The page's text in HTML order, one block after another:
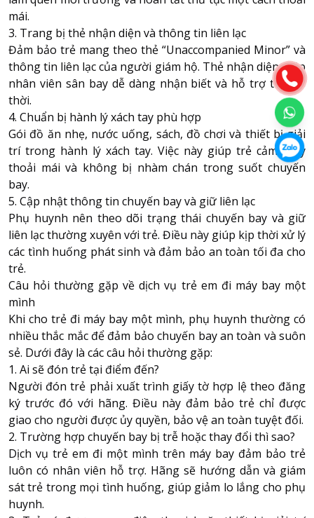
mái.
3. Trang bị thẻ nhận diện và thông tin liên lạc
Đảm bảo trẻ mang theo thẻ “Unaccompanied Minor” và
thông tin liên lạc của người giám hộ. Thẻ nhận diện giúp
nhân viên sân bay dễ dàng nhận biết và hỗ trợ trẻ kịp
thời.
4. Chuẩn bị hành lý xách tay phù hợp
Gói đồ ăn nhẹ, nước uống, sách, đồ chơi và thiết bị giải
trí trong hành lý xách tay. Việc này giúp trẻ cảm thấy
thoải mái và không bị nhàm chán trong suốt chuyến
bay.
5. Cập nhật thông tin chuyến bay và giữ liên lạc
Phụ huynh nên theo dõi trạng thái chuyến bay và giữ
liên lạc thường xuyên với trẻ. Điều này giúp kịp thời xử lý
các tình huống phát sinh và đảm bảo an toàn tối đa cho
trẻ.
Câu hỏi thường gặp về dịch vụ trẻ em đi máy bay một
mình
Khi cho trẻ đi máy bay một mình, phụ huynh thường có
nhiều thắc mắc để đảm bảo chuyến bay an toàn và suôn
sẻ. Dưới đây là các câu hỏi thường gặp:
1. Ai sẽ đón trẻ tại điểm đến?
Người đón trẻ phải xuất trình giấy tờ hợp lệ theo đăng
ký trước đó với hãng. Điều này đảm bảo trẻ chỉ được
giao cho người được ủy quyền, bảo vệ an toàn tuyệt đối.
2. Trường hợp chuyến bay bị trễ hoặc thay đổi thì sao?
Dịch vụ trẻ em đi một mình trên máy bay đảm bảo trẻ
luôn có nhân viên hỗ trợ. Hãng sẽ hướng dẫn và giám
sát trẻ trong mọi tình huống, giúp giảm lo lắng cho phụ
huynh.